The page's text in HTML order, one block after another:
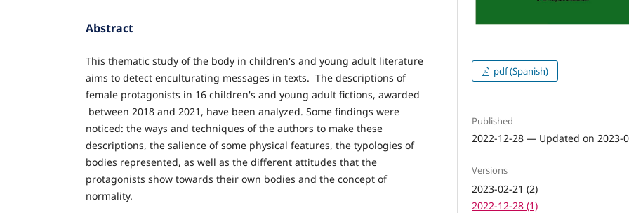
Abstract
This thematic study of the body in children's and young adult literature
aims to detect enculturating messages in texts. The descriptions of
female protagonists in 16 children's and young adult fictions, awarded
between 2018 and 2021, have been analyzed. Some findings were
noticed: the ways and techniques of the authors to make these
descriptions, the salience of some physical features, the typologies of
bodies represented, as well as the different attitudes that the
protagonists show towards their own bodies and the concept of
normality.
pdf (Spanish)
Published
2022-12-28 — Updated on 2023-
Versions
2023-02-21 (2)
2022-12-28 (1)